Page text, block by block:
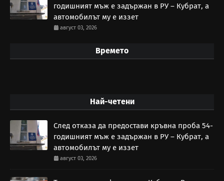
годишният мъж е задържан в РУ – Кубрат, а
автомобилът му е иззет
август 03, 2026
Времето
Най-четени
След отказа да предостави кръвна проба 54-
годишният мъж е задържан в РУ – Кубрат, а
автомобилът му е иззет
август 03, 2026